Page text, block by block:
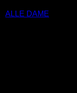
ALLE DAME